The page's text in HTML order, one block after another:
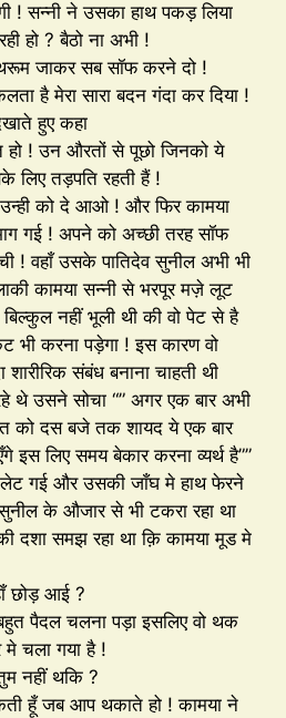
! सन्नी ने उसका हाथ पकड़ लिया
हो ? बैठो ना अभी !
जाकर सब सॉफ करने दो !
है मेरा सारा बदन गंदा कर दिया !
हुए कहा
हो ! उन औरतों से पूछो जिनको ये
लिए तड़पति रहती हैं !
को दे आओ ! और फिर कामया
गई ! अपने को अच्छी तरह सॉफ
! वहाँ उसके पातिदेव सुनील अभी भी
कामया सन्नी से भरपूर मज़े लूट
बिल्कुल नहीं भूली थी की वो पेट से है
भी करना पड़ेगा ! इस कारण वो
संबंध बनाना चाहती थी
थे उसने सोचा “” अगर एक बार अभी
को दस बजे तक शायद ये एक बार
इस लिए समय बेकार करना व्यर्थ है””
गई और उसकी जाँघ मे हाथ फेरने
के औजार से भी टकरा रहा था
दशा समझ रहा था क़ि कामया मूड मे
छोड़ आई ?
पैदल चलना पड़ा इसलिए वो थक
चला गया है !
नहीं थकि ?
हूँ जब आप थकाते हो ! कामया ने